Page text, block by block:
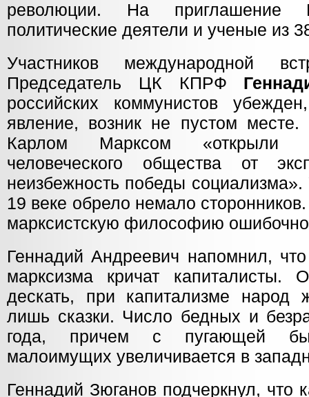
революции. На приглашение
политические деятели и ученые из
Участников международной
Председатель ЦК КПРФ
российских коммунистов
явление, возник не пустом
Карлом Марксом «открыли
человеческого общества от
неизбежность победы
19 веке обрело немало
марксистскую философию
Геннадий Андреевич напомнил,
марксизма кричат капиталисты.
дескать, при капитализме
лишь сказки. Число бедных и
года, причем с пугающей
малоимущих увеличивается в
Геннадий Зюганов подчеркнул, что